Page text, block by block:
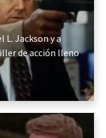
L. Jackson y a
de acción lleno